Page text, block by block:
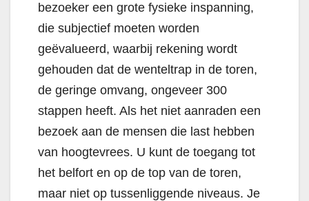
bezoeker een grote fysieke inspanning,
die subjectief moeten worden
geëvalueerd, waarbij rekening wordt
gehouden dat de wenteltrap in de toren,
de geringe omvang, ongeveer 300
stappen heeft. Als het niet aanraden een
bezoek aan de mensen die last hebben
van hoogtevrees. U kunt de toegang tot
het belfort en op de top van de toren,
maar niet op tussenliggende niveaus. Je